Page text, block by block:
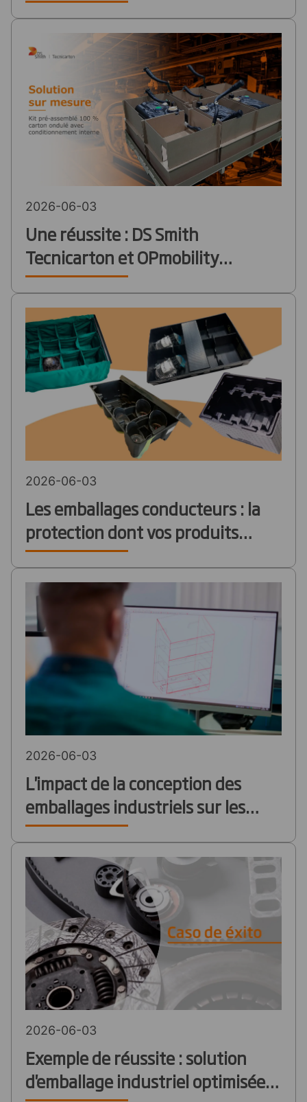
nouvelles normes en
matière d'étiquetage
durable des emballages
2026-06-03
Une réussite : DS Smith
Tecnicarton et OPmobility
développent une solution
d'emballage pour les réservoirs de
carburant
2026-06-03
Les emballages conducteurs : la
protection dont vos produits
électroniques ont besoin
2026-06-03
L'impact de la conception des
emballages industriels sur les
coûts de stockage
2026-06-03
Exemple de réussite : solution
d'emballage industriel optimisée